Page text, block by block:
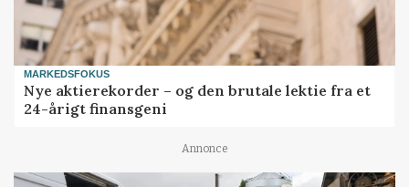
MARKEDSFOKUS
Nye aktierekorder – og den brutale lektie fra et
24-årigt finansgeni
Annonce